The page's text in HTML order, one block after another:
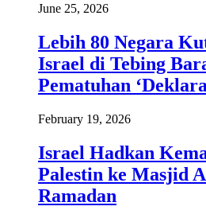
June 25, 2026
Lebih 80 Negara
Israel di Tebing
Pematuhan
February 19, 2026
Israel Hadkan
Palestin ke Masjid
Ramadan